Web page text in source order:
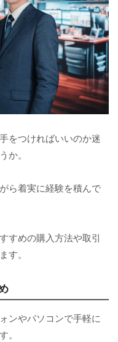
をつければいいのか迷
か。
ら着実に経験を積んで
すめの購入方法や取引
す。
ンやパソコンで手軽に
。